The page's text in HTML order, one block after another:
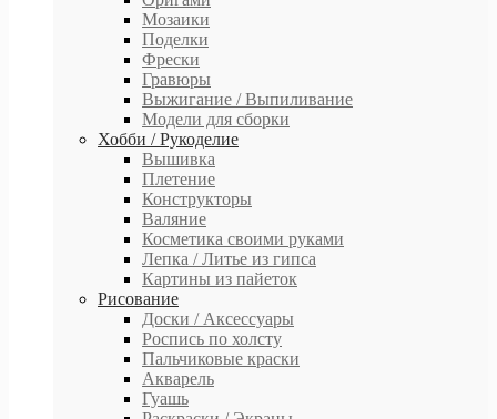
Мозаики
Поделки
Фрески
Гравюры
Выжигание / Выпиливание
Модели для сборки
Хобби / Рукоделие
Вышивка
Плетение
Конструкторы
Валяние
Косметика своими руками
Лепка / Литье из гипса
Картины из пайеток
Рисование
Доски / Аксессуары
Роспись по холсту
Пальчиковые краски
Акварель
Гуашь